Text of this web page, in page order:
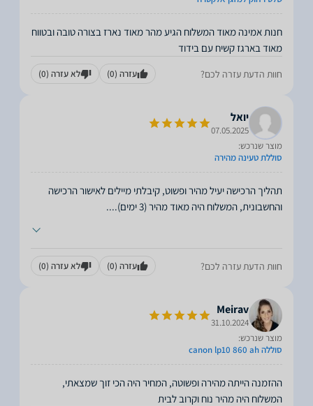
חנות אמינה מאוד המשלוח הגיע מהר מאוד נארז בצורה טובה ובטווח
מאוד בארגז קשיח עם בידוד
חוות הדעת עזרה לכם? עזרה (0) לא עזרה (0)
יואל
07.05.2025
מוצר שנרכש:
סוללת טעינה מהירה
תהליך הרכישה יעיל מהיר ופשוט, קיבלתי מיילים לאישור הרכישה
והחשבונית, המשלוח היה מאוד מהיר (3 ימים).
...
חוות הדעת עזרה לכם? עזרה (0) לא עזרה (0)
Meirav
31.10.2024
מוצר שנרכש:
סוללה canon lp10 860 ah
ההזמנה הייתה מהירה ופשוטה, המחיר היה הכי זוך שמצאתי,
המשלוח היה מהיר נוח וקרוב לבית